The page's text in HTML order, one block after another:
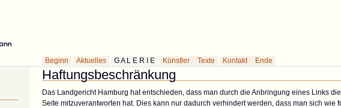
Beginn Aktuelles G A L E R I E Künstler Texte Kontakt Ende
Haftungsbeschränkung
Das Landgericht Hamburg hat entschieden, dass man durch die Anbringung eines Links
Seite mitzuverantworten hat. Dies kann nur dadurch verhindert werden, dass man sich wie